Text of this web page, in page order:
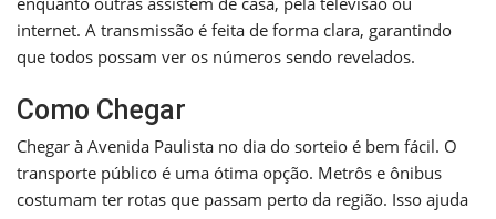
internet. A transmissão é feita de forma clara, garantindo
que todos possam ver os números sendo revelados.
Como Chegar
Chegar à Avenida Paulista no dia do sorteio é bem fácil. O
transporte público é uma ótima opção. Metrôs e ônibus
costumam ter rotas que passam perto da região. Isso ajuda